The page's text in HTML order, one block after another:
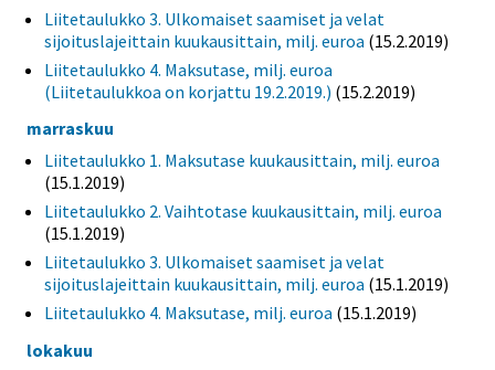
Liitetaulukko 3. Ulkomaiset saamiset ja velat
sijoituslajeittain kuukausittain, milj. euroa (15.2.2019)
Liitetaulukko 4. Maksutase, milj. euroa
(Liitetaulukkoa on korjattu 19.2.2019.) (15.2.2019)
marraskuu
Liitetaulukko 1. Maksutase kuukausittain, milj. euroa
(15.1.2019)
Liitetaulukko 2. Vaihtotase kuukausittain, milj. euroa
(15.1.2019)
Liitetaulukko 3. Ulkomaiset saamiset ja velat
sijoituslajeittain kuukausittain, milj. euroa (15.1.2019)
Liitetaulukko 4. Maksutase, milj. euroa (15.1.2019)
lokakuu